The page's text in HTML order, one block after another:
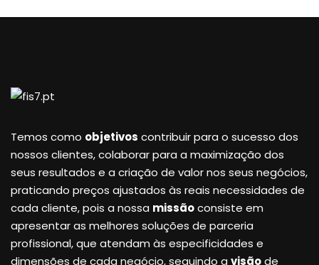
Temos como objetivos contribuir para o sucesso dos
nossos clientes, colaborar para a maximização dos
seus resultados e a criação de valor nos seus negócios,
praticando preços ajustados às reais necessidades de
cada cliente, pois a nossa missãoconsiste em
apresentar as melhores soluções de parceria
profissional, que atendam às especificidades e
dimensões de cada negócio, seguindo a visãode